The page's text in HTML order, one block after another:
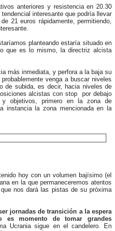
anteriores y resistencia en 20.30
interesante que podría llevar
21 euros rápidamente, permitiendo,
planteando estaría situado en
que es lo mismo, la directriz alcista
más inmediata, y perfora a la baja su
venga a buscar niveles
de subida, es decir, hacia niveles de
alcistas con stop por debajo
objetivos, primero en la zona de
instancia la zona mencionada en la
hoy con un volumen bajísimo (el
en la que permaneceremos atentos
nos dará las pistas de su próxima
jornadas de transición a la espera
es momento de tomar grandes
Ucrania sigue en el candelero. En